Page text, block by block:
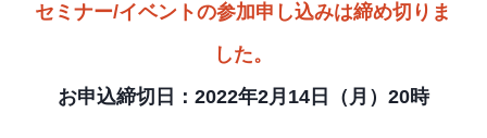
セミナー/イベントの参加申し込みは締め切りま
した。
お申込締切日：2022年2月14日（月）20時